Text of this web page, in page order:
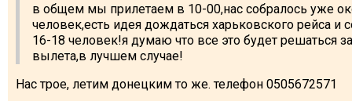
в общем мы прилетаем в 10-00,нас собралось уже
человек,есть идея дождаться харьковского рейса и
16-18 человек!я думаю что все это будет решаться
вылета,в лучшем случае!
Нас трое, летим донецким то же. телефон 0505672571